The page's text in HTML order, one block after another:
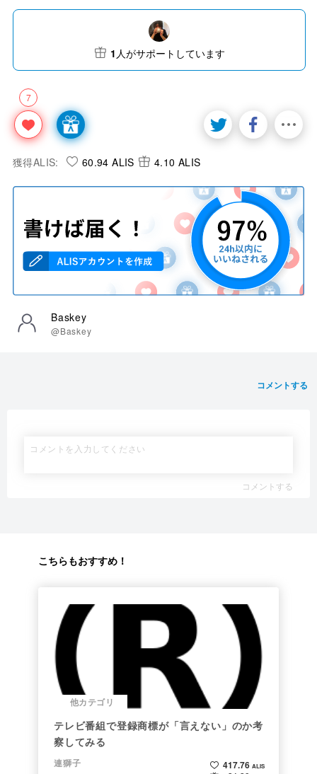
7
1 人がサポートしています
獲得ALIS: 60.94 ALIS 4.10 ALIS
Baskey
@Baskey
コメントする
コメントする
こちらもおすすめ！
他カテゴリ
テレビ番組で登録商標が「言えない」のか考
察してみる
連獅子
417.76 ALIS